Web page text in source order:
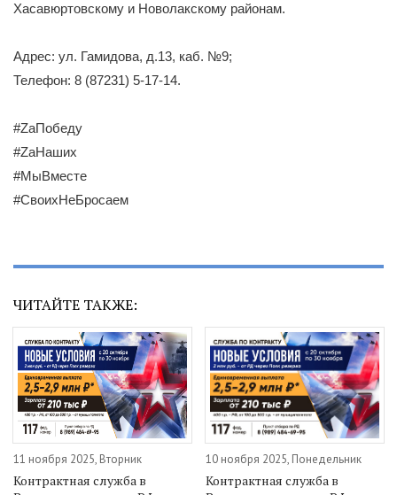
Хасавюртовскому и Новолакскому районам.
Адрес: ул. Гамидова, д.13, каб. №9;
Телефон: 8 (87231) 5-17-14.
#ZаПобеду
#ZаНаших
#МыВместе
#СвоихНеБросаем
ЧИТАЙТЕ ТАКЖЕ:
11 ноября 2025, Вторник
Контрактная служба в
10 ноября 2025, Понедельник
Контрактная служба в